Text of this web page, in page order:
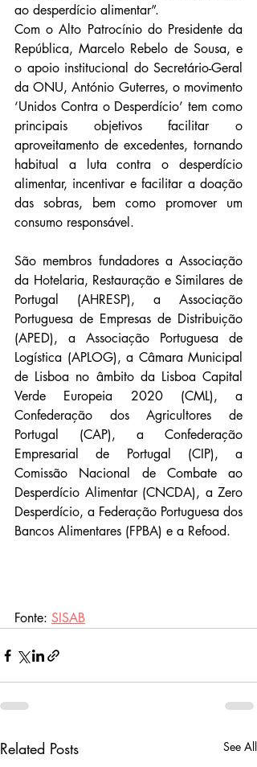
ao desperdício alimentar”.
Com o Alto Patrocínio do Presidente da
República, Marcelo Rebelo de Sousa, e
o apoio institucional do Secretário-Geral
da ONU, António Guterres, o movimento
‘Unidos Contra o Desperdício’ tem como
principais objetivos facilitar o
aproveitamento de excedentes, tornando
habitual a luta contra o desperdício
alimentar, incentivar e facilitar a doação
das sobras, bem como promover um
consumo responsável.
São membros fundadores a Associação
da Hotelaria, Restauração e Similares de
Portugal (AHRESP), a Associação
Portuguesa de Empresas de Distribuição
(APED), a Associação Portuguesa de
Logística (APLOG), a Câmara Municipal
de Lisboa no âmbito da Lisboa Capital
Verde Europeia 2020 (CML), a
Confederação dos Agricultores de
Portugal (CAP), a Confederação
Empresarial de Portugal (CIP), a
Comissão Nacional de Combate ao
Desperdício Alimentar (CNCDA), a Zero
Desperdício, a Federação Portuguesa dos
Bancos Alimentares (FPBA) e a Refood.
Fonte: SISAB
Related Posts See All